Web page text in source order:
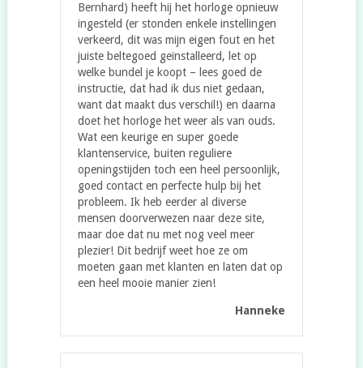
Bernhard) heeft hij het horloge opnieuw
ingesteld (er stonden enkele instellingen
verkeerd, dit was mijn eigen fout en het
juiste beltegoed geïnstalleerd, let op
welke bundel je koopt – lees goed de
instructie, dat had ik dus niet gedaan,
want dat maakt dus verschil!) en daarna
doet het horloge het weer als van ouds.
Wat een keurige en super goede
klantenservice, buiten reguliere
openingstijden toch een heel persoonlijk,
goed contact en perfecte hulp bij het
probleem. Ik heb eerder al diverse
mensen doorverwezen naar deze site,
maar doe dat nu met nog veel meer
plezier! Dit bedrijf weet hoe ze om
moeten gaan met klanten en laten dat op
een heel mooie manier zien!
Hanneke